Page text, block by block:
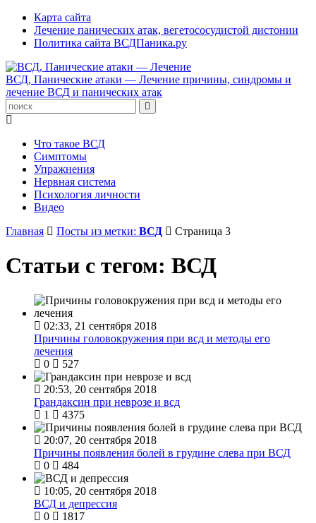
Карта сайта
Лечение панических атак, вегетососудистой дистонии
Политика сайта ВСДПаника.ру
ВСД, Панические атаки — Лечение причины, синдромы и
лечение ВСД и панических атак
Что такое ВСД
Симптомы
Упражнения
Нервная система
Психология личности
Видео
Главная
Посты из метки: ВСД Страница 3
Статьи с тегом: ВСД
02:33, 21 сентября 2018
Причины головокружения при всд и методы его
лечения
0
527
20:53, 20 сентября 2018
Грандаксин при неврозе и всд
1
4375
20:07, 20 сентября 2018
Причины появления болей в грудине слева при ВСД
0
484
10:05, 20 сентября 2018
ВСД и депрессия
0
1817